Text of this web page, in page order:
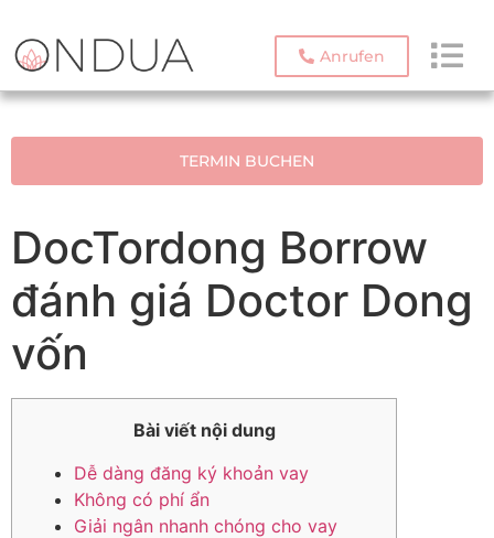
Anrufen
TERMIN BUCHEN
DocTordong Borrow
đánh giá Doctor Dong
vốn
Bài viết nội dung
Dễ dàng đăng ký khoản vay
Không có phí ẩn
Giải ngân nhanh chóng cho vay